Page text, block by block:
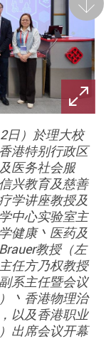
日）於理大校
港特别行政区
医务社会服
兴教育及慈善
学讲座教授及
中心实验室主
健康丶医药及
教授（左
任方乃权教授
系主任暨会议
丶香港物理治
以及香港职业
出席会议开幕
后一